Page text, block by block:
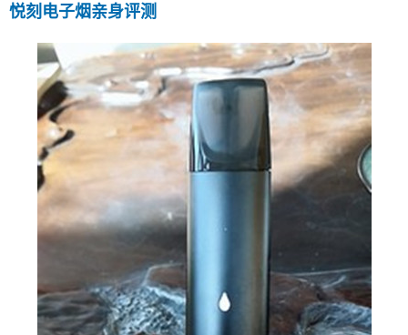
悦刻电子烟亲身评测